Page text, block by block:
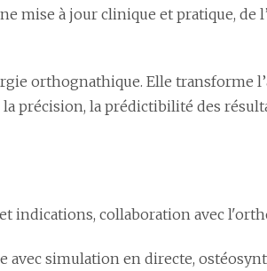
mise à jour clinique et pratique, de
orthognathique. Elle transforme
précision, la prédictibilité des
indications, collaboration avec
avec simulation en directe,